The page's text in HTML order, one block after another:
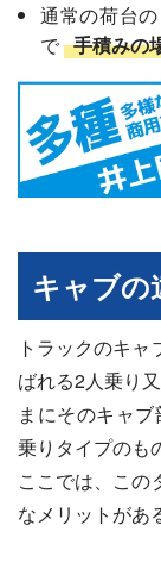
通常の荷台
で 手積みの
キャブの
トラックのキ
ばれる2人乗り
まにそのキャ
乗りタイプのも
ここでは、この
なメリットがあ